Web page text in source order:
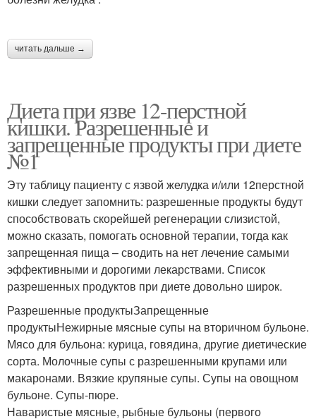
читать дальше →
Диета при язве 12-перстной
кишки. Разрешенные и
запрещенные продукты при диете
№1
Эту таблицу пациенту с язвой желудка и/или 12перстной
кишки следует запомнить: разрешенные продукты будут
способствовать скорейшей регенерации слизистой,
можно сказать, помогать основной терапии, тогда как
запрещенная пища – сводить на нет лечение самыми
эффективными и дорогими лекарствами. Список
разрешенных продуктов при диете довольно широк.
Разрешенные продуктыЗапрещенные
продуктыНежирные мясные супы на вторичном бульоне.
Мясо для бульона: курица, говядина, другие диетические
сорта. Молочные супы с разрешенными крупами или
макаронами. Вязкие крупяные супы. Супы на овощном
бульоне. Супы-пюре.
Наваристые мясные, рыбные бульоны (первого